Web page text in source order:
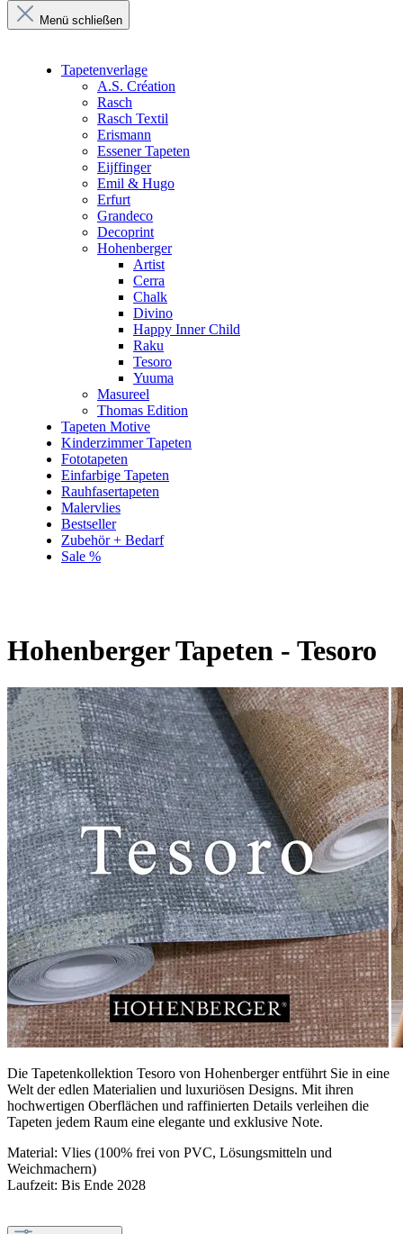
Menü schließen
Tapetenverlage
A.S. Création
Rasch
Rasch Textil
Erismann
Essener Tapeten
Eijffinger
Emil & Hugo
Erfurt
Grandeco
Decoprint
Hohenberger
Artist
Cerra
Chalk
Divino
Happy Inner Child
Raku
Tesoro
Yuuma
Masureel
Thomas Edition
Tapeten Motive
Kinderzimmer Tapeten
Fototapeten
Einfarbige Tapeten
Rauhfasertapeten
Malervlies
Bestseller
Zubehör + Bedarf
Sale %
Hohenberger Tapeten - Tesoro
Die Tapetenkollektion Tesoro von Hohenberger entführt Sie in eine
Welt der edlen Materialien und luxuriösen Designs. Mit ihren
hochwertigen Oberflächen und raffinierten Details verleihen die
Tapeten jedem Raum eine elegante und exklusive Note.
Material: Vlies (100% frei von PVC, Lösungsmitteln und
Weichmachern)
Laufzeit: Bis Ende 2028